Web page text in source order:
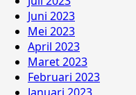
Juni 2023
Mei 2023
April 2023
Maret 2023
Februari 2023